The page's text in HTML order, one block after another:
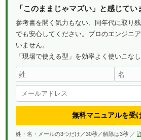
「このままじゃマズい」と感じてい
参考書を開く気力もない、同年代に取
でも安心してください。プロのエンジニ
いません。
「現場で使える型」を効率よく使いこな
無料マニュアルを受
姓・名・メールの3つだけ／30秒／解除は3秒 ／